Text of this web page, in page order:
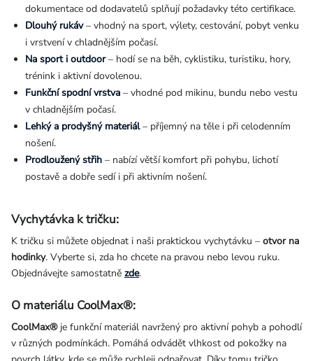
dokumentace od dodavatelů splňují požadavky této certifikace.
Dlouhý rukáv– vhodný na sport, výlety, cestování, pobyt venku
i vrstvení v chladnějším počasí.
Na sport i outdoor– hodí se na běh, cyklistiku, turistiku, hory,
trénink i aktivní dovolenou.
Funkční spodní vrstva – vhodné pod mikinu, bundu nebo vestu
v chladnějším počasí.
Lehký a prodyšný materiál– příjemný na těle i při celodenním
nošení.
Prodloužený střih – nabízí větší komfort při pohybu, lichotí
postavě a dobře sedí i při aktivním nošení.
Vychytávka k tričku:
K tričku si můžete objednat i naši praktickou vychytávku – otvor na
hodinky. Vyberte si, zda ho chcete na pravou nebo levou ruku.
Objednávejte samostatně zde.
O materiálu CoolMax®:
CoolMax®je funkční materiál navržený pro aktivní pohyb a pohodlí
v různých podmínkách. Pomáhá odvádět vlhkost od pokožky na